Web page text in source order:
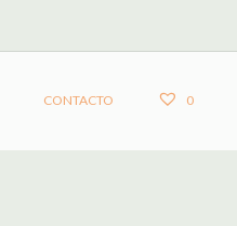
CONTACTO 0